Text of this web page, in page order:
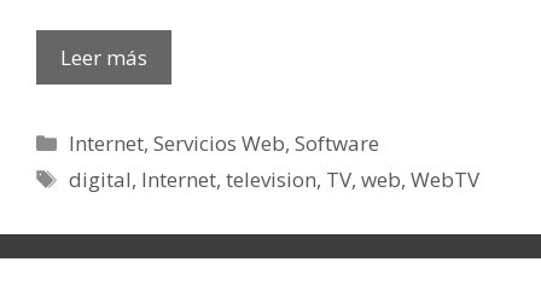
Leer más
Categorías
Internet,Servicios Web,Software
Etiquetas
digital, Internet,television, TV,web,WebTV